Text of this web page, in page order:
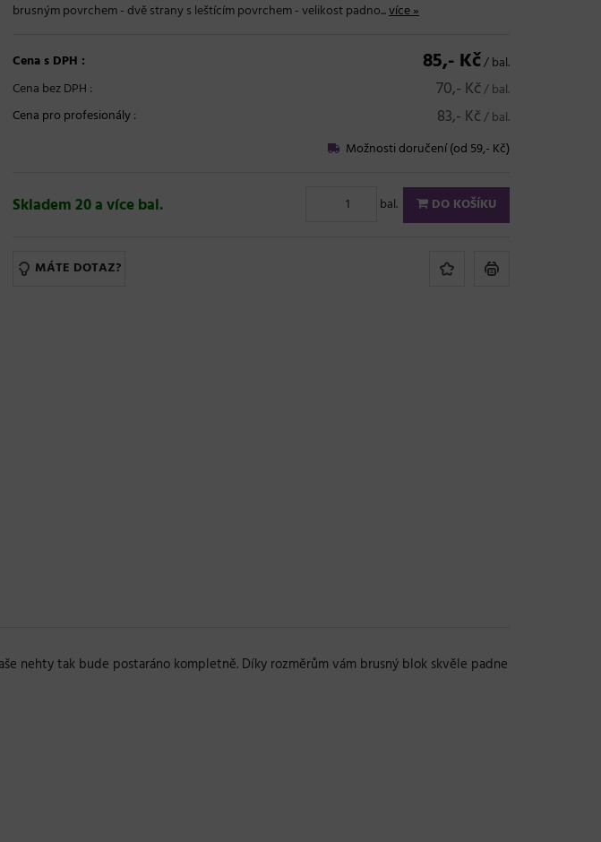
brusným povrchem - dvě strany s leštícím povrchem - velikost padno...více »
Cena s DPH : 85,- Kč/ bal.
Cena bez DPH :
70,- Kč/ bal.
Cena pro profesionály: 83,- Kč/ bal.
Možnosti doručení (od 59,- Kč)
Skladem 20 a více bal. bal. DO KOŠÍKU
MÁTE DOTAZ?
nehty tak bude postaráno kompletně. Díky rozměrům vám brusný blok skvěle padne